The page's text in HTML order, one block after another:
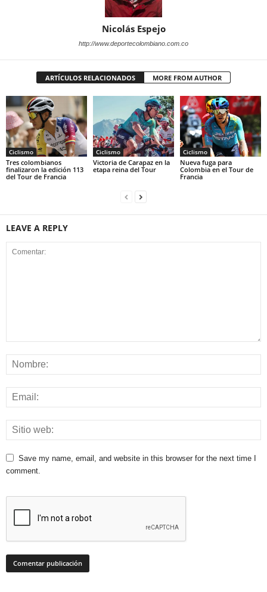
Nicolás Espejo
http://www.deportecolombiano.com.co
ARTÍCULOS RELACIONADOS MORE FROM AUTHOR
Ciclismo
Tres colombianos
finalizaron la edición 113
del Tour de Francia
Ciclismo
Victoria de Carapaz en la
etapa reina del Tour
Ciclismo
Nueva fuga para
Colombia en el Tour de
Francia
LEAVE A REPLY
Save my name, email, and website in this browser for the next time I
comment.